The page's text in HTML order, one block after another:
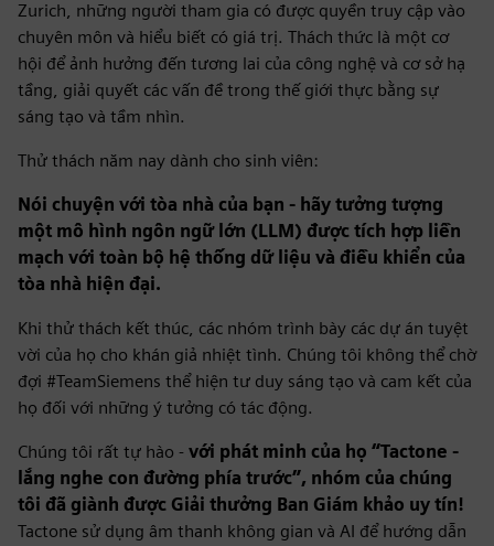
Zurich, những người tham gia có được quyền truy cập vào
chuyên môn và hiểu biết có giá trị. Thách thức là một cơ
hội để ảnh hưởng đến tương lai của công nghệ và cơ sở hạ
tầng, giải quyết các vấn đề trong thế giới thực bằng sự
sáng tạo và tầm nhìn.
Thử thách năm nay dành cho sinh viên:
Nói chuyện với tòa nhà của bạn - hãy tưởng tượng
một mô hình ngôn ngữ lớn (LLM) được tích hợp liền
mạch với toàn bộ hệ thống dữ liệu và điều khiển của
tòa nhà hiện đại.
Khi thử thách kết thúc, các nhóm trình bày các dự án tuyệt
vời của họ cho khán giả nhiệt tình. Chúng tôi không thể chờ
đợi #TeamSiemens thể hiện tư duy sáng tạo và cam kết của
họ đối với những ý tưởng có tác động.
Chúng tôi rất tự hào - với phát minh của họ “Tactone -
lắng nghe con đường phía trước”, nhóm của chúng
tôi đã giành được Giải thưởng Ban Giám khảo uy tín!
Tactone sử dụng âm thanh không gian và AI để hướng dẫn